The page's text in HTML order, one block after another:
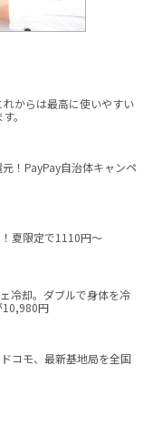
からは最高に使いやすい
。
！PayPay自治体キャンペ
夏限定で1110円～
冷却。ダブルで身体を冷
10,980円
コモ、最新基地局を全国